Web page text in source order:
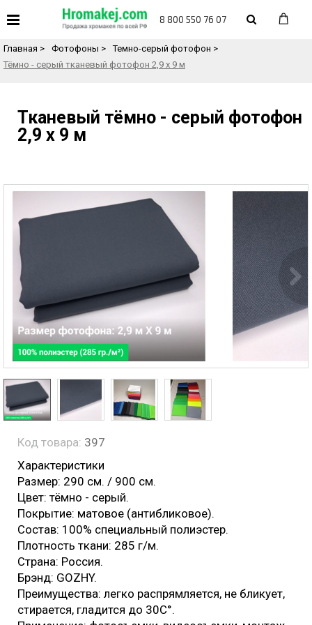
8 800 550 76 07
Назад в каталог товаров
Главная > Фотофоны > Темно-серый фотофон >
Тёмно - серый тканевый фотофон 2,9 х 9 м
Тканевый тёмно - серый фотофон
2,9 х 9 м
Код товара: 397
Характеристики
Размер: 290 см. / 900 см.
Цвет: тёмно - серый.
Покрытие: матовое (антибликовое).
Состав: 100% специальный полиэстер.
Плотность ткани: 285 г/м.
Страна: Россия.
Брэнд: GOZHY.
Преимущества: легко распрямляется, не бликует,
стирается, гладится до 30С°.